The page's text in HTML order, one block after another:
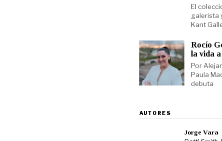
El
galerista
Kant
Rocío
la vida
Por
Paula
debuta
AUTORES
Jorge Vara